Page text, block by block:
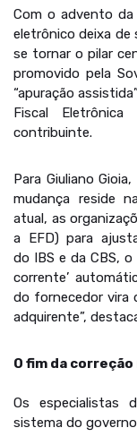
Com o advento
eletrônico deixa de
se tornar o pilar
promovido pela
“apuração
Fiscal
contribuinte.
Para Giuliano
mudança reside
atual, as
a EFD) para
do IBS e da CBS,
corrente’
do fornecedor vira
adquirente”,
O fim da correção
Os especialistas
sistema do